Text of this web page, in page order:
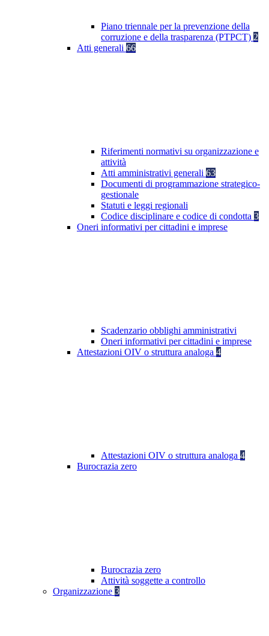
Piano triennale per la prevenzione della
corruzione e della trasparenza (PTPCT) 2
Atti generali 66
Riferimenti normativi su organizzazione e
attività
Atti amministrativi generali 63
Documenti di programmazione strategico-
gestionale
Statuti e leggi regionali
Codice disciplinare e codice di condotta 3
Oneri informativi per cittadini e imprese
Scadenzario obblighi amministrativi
Oneri informativi per cittadini e imprese
Attestazioni OIV o struttura analoga 4
Attestazioni OIV o struttura analoga 4
Burocrazia zero
Burocrazia zero
Attività soggette a controllo
Organizzazione 3